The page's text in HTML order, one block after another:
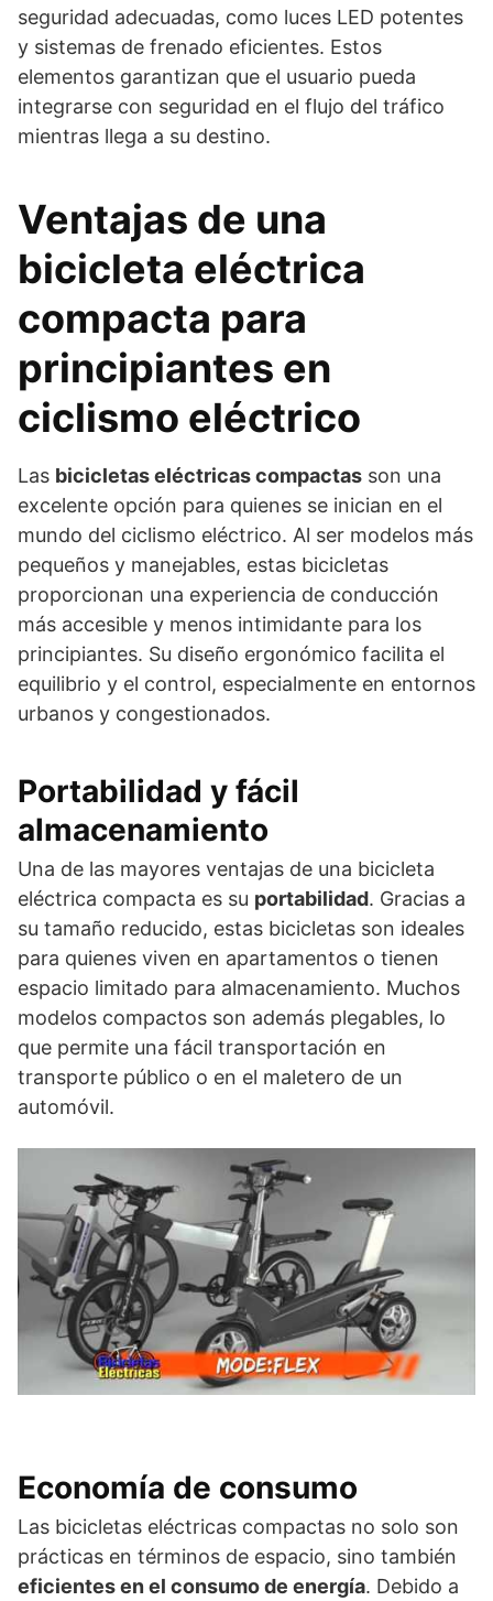
seguridad adecuadas, como luces LED potentes
y sistemas de frenado eficientes. Estos
elementos garantizan que el usuario pueda
integrarse con seguridad en el flujo del tráfico
mientras llega a su destino.
Ventajas de una
bicicleta eléctrica
compacta para
principiantes en
ciclismo eléctrico
Las bicicletas eléctricas compactas son una
excelente opción para quienes se inician en el
mundo del ciclismo eléctrico. Al ser modelos más
pequeños y manejables, estas bicicletas
proporcionan una experiencia de conducción
más accesible y menos intimidante para los
principiantes. Su diseño ergonómico facilita el
equilibrio y el control, especialmente en entornos
urbanos y congestionados.
Portabilidad y fácil
almacenamiento
Una de las mayores ventajas de una bicicleta
eléctrica compacta es su portabilidad. Gracias a
su tamaño reducido, estas bicicletas son ideales
para quienes viven en apartamentos o tienen
espacio limitado para almacenamiento. Muchos
modelos compactos son además plegables, lo
que permite una fácil transportación en
transporte público o en el maletero de un
automóvil.
Economía de consumo
Las bicicletas eléctricas compactas no solo son
prácticas en términos de espacio, sino también
eficientes en el consumo de energía. Debido a